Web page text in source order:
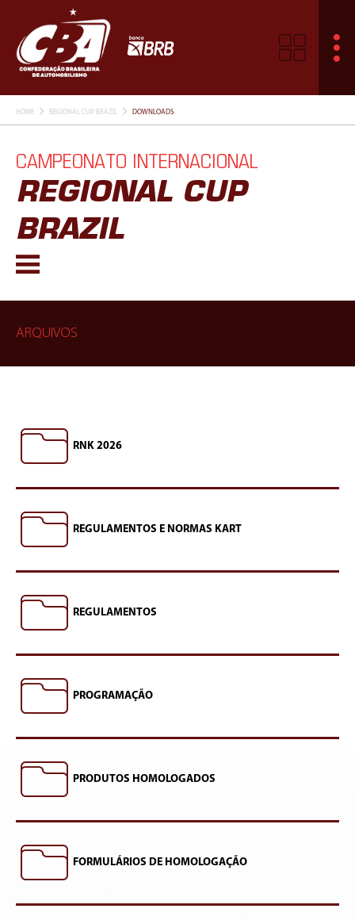
HOME REGIONAL CUP BRAZIL DOWNLOADS
CAMPEONATO INTERNACIONAL
REGIONAL CUP
BRAZIL
ARQUIVOS
RNK 2026
REGULAMENTOS E NORMAS KART
REGULAMENTOS
PROGRAMAÇÃO
PRODUTOS HOMOLOGADOS
FORMULÁRIOS DE HOMOLOGAÇÃO